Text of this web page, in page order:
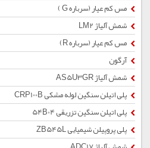
مس کم عیار (سرباره G )
شمش آلیاژ LM2
مس کم عیار (سرباره R)
آرگون
شمش آلیاژ AS5U3GR
پلی اتیلن سنگین لوله مشکی CRP100B
پلی اتیلن سنگین تزریقی 54B04
پلی پروپیلن شیمیایی ZB545L